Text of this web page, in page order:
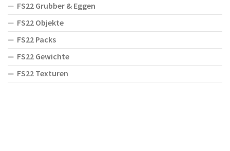
FS22 Grubber & Eggen
FS22 Objekte
FS22 Packs
FS22 Gewichte
FS22 Texturen